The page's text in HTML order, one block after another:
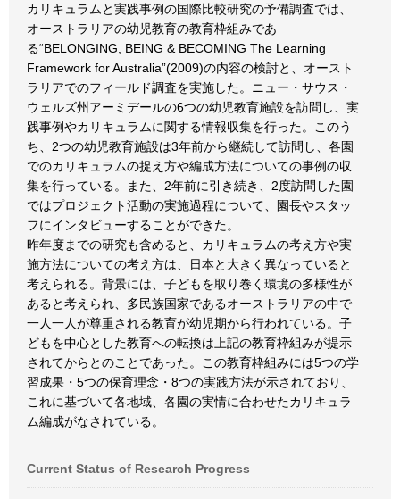
カリキュラムと実践事例の国際比較研究の予備調査では、
オーストラリアの幼児教育の教育枠組みであ
る“BELONGING, BEING & BECOMING The Learning
Framework for Australia”(2009)の内容の検討と、オースト
ラリアでのフィールド調査を実施した。ニュー・サウス・
ウェルズ州アーミデールの6つの幼児教育施設を訪問し、実
践事例やカリキュラムに関する情報収集を行った。このう
ち、2つの幼児教育施設は3年前から継続して訪問し、各園
でのカリキュラムの捉え方や編成方法についての事例の収
集を行っている。また、2年前に引き続き、2度訪問した園
ではプロジェクト活動の実施過程について、園長やスタッ
フにインタビューすることができた。
昨年度までの研究も含めると、カリキュラムの考え方や実
施方法についての考え方は、日本と大きく異なっていると
考えられる。背景には、子どもを取り巻く環境の多様性が
あると考えられ、多民族国家であるオーストラリアの中で
一人一人が尊重される教育が幼児期から行われている。子
どもを中心とした教育への転換は上記の教育枠組みが提示
されてからとのことであった。この教育枠組みには5つの学
習成果・5つの保育理念・8つの実践方法が示されており、
これに基づいて各地域、各園の実情に合わせたカリキュラ
ム編成がなされている。
Current Status of Research Progress